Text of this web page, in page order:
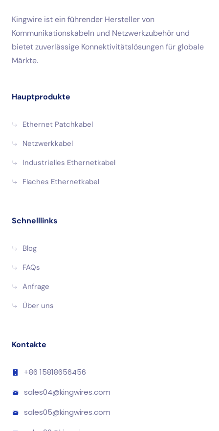
Kingwire ist ein führender Hersteller von
Kommunikationskabeln und Netzwerkzubehör und
bietet zuverlässige Konnektivitätslösungen für globale
Märkte.
Hauptprodukte
Ethernet Patchkabel
Netzwerkkabel
Industrielles Ethernetkabel
Flaches Ethernetkabel
Schnelllinks
Blog
FAQs
Anfrage
Über uns
Kontakte
+86 15818656456
sales04@kingwires.com
sales05@kingwires.com